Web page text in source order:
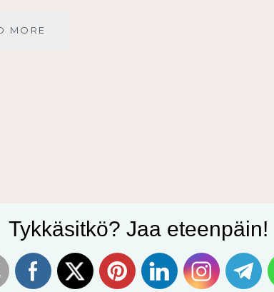
MORE
Tykkäsitkö? Jaa eteenpäin!